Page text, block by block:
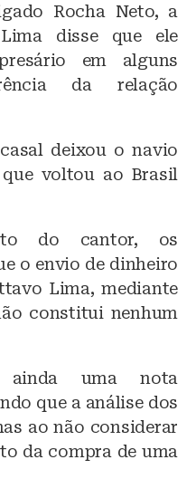
Rocha Neto, a
disse que ele
em alguns
da relação
deixou o navio
voltou ao Brasil
do cantor, os
o envio de dinheiro
Lima, mediante
constitui nenhum
ainda uma nota
que a análise dos
ao não considerar
da compra de uma